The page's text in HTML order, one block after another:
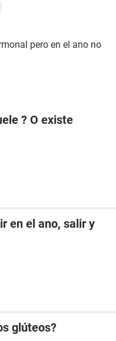
pero en el ano no
? O existe
en el ano, salir y
glúteos?